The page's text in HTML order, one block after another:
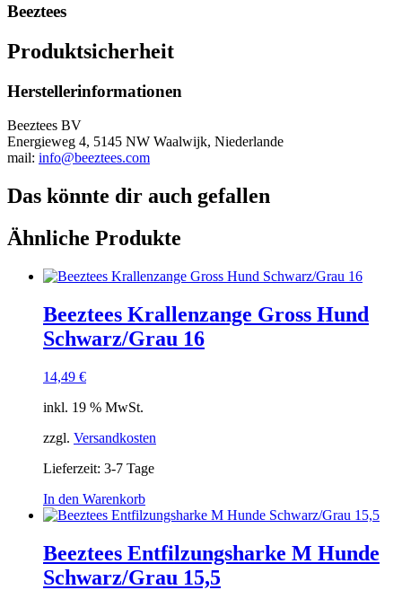
Beeztees
Produktsicherheit
Herstellerinformationen
Beeztees BV
Energieweg 4, 5145 NW Waalwijk, Niederlande
mail: info@beeztees.com
Das könnte dir auch gefallen
Ähnliche Produkte
Beeztees Krallenzange Gross Hund
Schwarz/Grau 16
14,49 €
inkl. 19 % MwSt.
zzgl. Versandkosten
Lieferzeit: 3-7 Tage
In den Warenkorb
Beeztees Entfilzungsharke M Hunde
Schwarz/Grau 15,5